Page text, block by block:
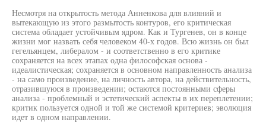
Несмотря на открытость метода Анненкова для влияний и
вытекающую из этого размытость контуров, его критическая
система обладает устойчивым ядром. Как и Тургенев, он в конце
жизни мог назвать себя человеком 40-х годов. Всю жизнь он был
гегельянцем, либералом - и соответственно в его критике
сохраняется на всех этапах одна философская основа -
идеалистическая; сохраняется в основном направленность анализа
- на само произведение, на личность автора, на действительность,
отразившуюся в произведении; остаются постоянными сферы
анализа - проблемный и эстетический аспекты в их переплетении;
критик пользуется одной и той же системой критериев; эволюция
идет в одном направлении.